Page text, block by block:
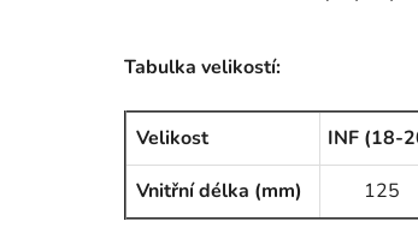
Tabulka velikostí:
Velikost INF (18-
Vnitřní délka (mm)
125